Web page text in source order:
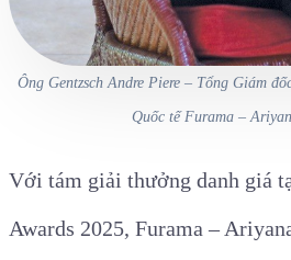
Ông Gentzsch Andre Piere – Tổng Giám
Quốc tế Furama –
Với tám giải thưởng danh giá
Awards 2025, Furama –